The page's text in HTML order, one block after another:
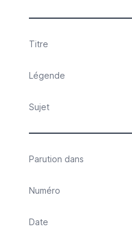
Titre
Légende
Sujet
Parution dans
Numéro
Date